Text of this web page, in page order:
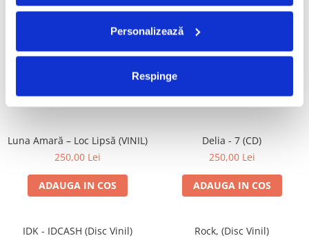
Personalizează
Respinge
Cargo- Spiritus Sanctus (Editie
Aniversara) (Disc Vinil)
ADAUGA IN COS
Partizan - Am Cu Ce (Disc
Vinil)
ADAUGA IN COS
Luna Amară – Loc Lipsă (VINIL)
250,00 Lei
ADAUGA IN COS
Delia - 7 (CD)
250,00 Lei
ADAUGA IN COS
IDK - IDCASH (Disc Vinil)
Rock, (Disc Vinil)